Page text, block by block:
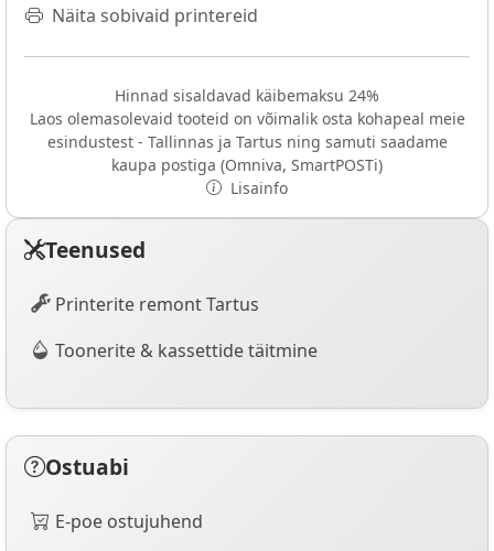
Näita sobivaid printereid
Hinnad sisaldavad käibemaksu 24%
Laos olemasolevaid tooteid on võimalik osta kohapeal meie
esindustest - Tallinnas ja Tartus ning samuti saadame
kaupa postiga (Omniva, SmartPOSTi)
Lisainfo
Teenused
Printerite remont Tartus
Toonerite & kassettide täitmine
Ostuabi
E-poe ostujuhend